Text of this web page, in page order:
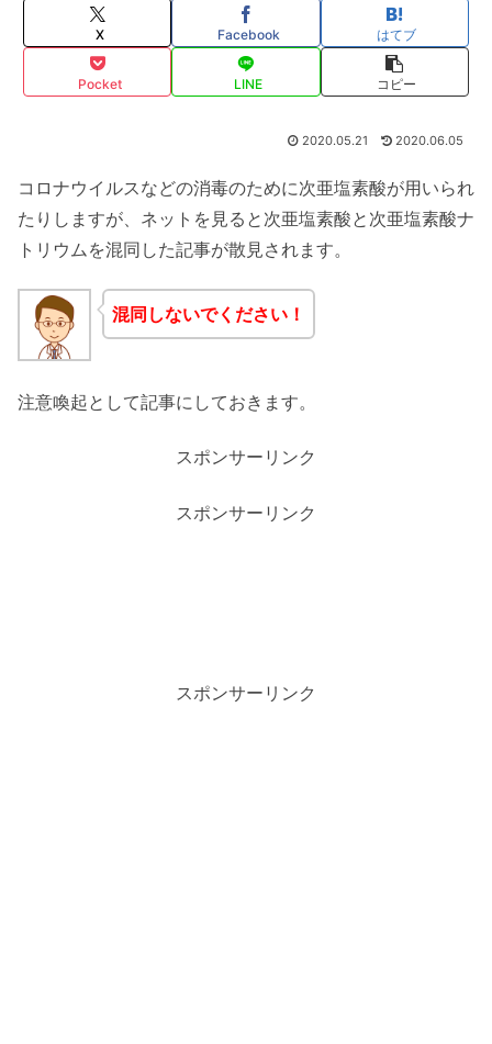
X Facebook はてブ
Pocket LINE コピー
2020.05.21 2020.06.05
コロナウイルスなどの消毒のために次亜塩素酸が用いられ
たりしますが、ネットを見ると次亜塩素酸と次亜塩素酸ナ
トリウムを混同した記事が散見されます。
混同しないでください！
注意喚起として記事にしておきます。
スポンサーリンク
スポンサーリンク
スポンサーリンク